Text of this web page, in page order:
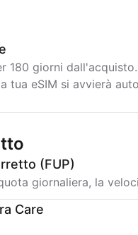
180 giorni
tua eSIM si avvierà
(FUP)
giornaliera, la
Care